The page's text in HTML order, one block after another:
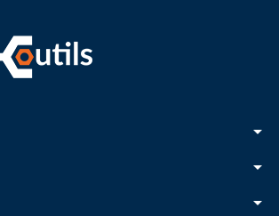
arrow_drop_down
arrow_drop_down
arrow_drop_down